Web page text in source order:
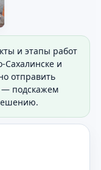
и этапы работ
и
отправить
подскажем